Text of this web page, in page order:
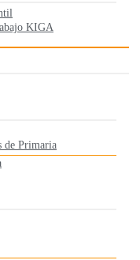
KIGA
de Primaria